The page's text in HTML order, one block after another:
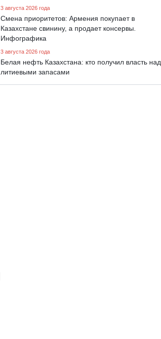
3 августа 2026 года
Смена приоритетов: Армения покупает в
Казахстане свинину, а продает консервы.
Инфографика
3 августа 2026 года
Белая нефть Казахстана: кто получил власть над
литиевыми запасами